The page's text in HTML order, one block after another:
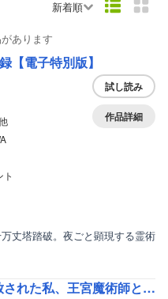
新着順
あります
【電子特別版】
試し読み
作品詳細
丈塔踏破。夜ごと顕現する霊術
ブラック魔道具師ギルドを追放された私、王宮魔術師として拾われる ～ホワイトな宮廷で、幸せな新生活を始めます！～（コミック）【分冊版】